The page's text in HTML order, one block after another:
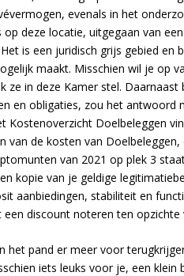
evenals in het
deze locatie, uitgegaan van
is een juridisch grijs gebied en
maakt. Misschien wil je op
in deze Kamer stel.
en obligaties, zou het antwoord
Kostenoverzicht Doelbeleggen
de kosten van
van 2021 op plek 3
kopie van je geldige
aanbiedingen, stabiliteit en
discount noteren ten opzichte
het pand er meer voor
iets leuks voor je, een klein